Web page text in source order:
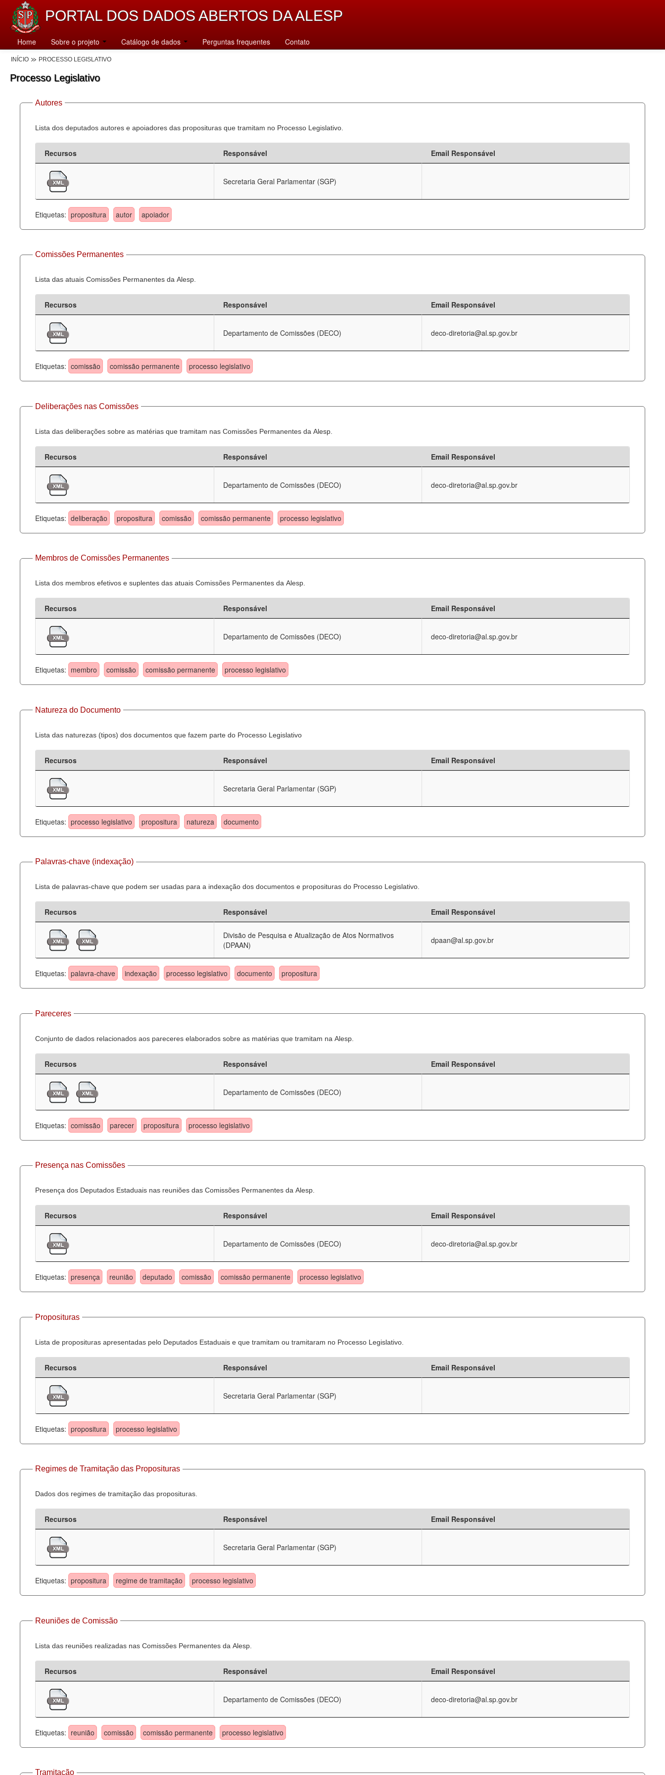
PORTAL DOS DADOS ABERTOS DA ALESP
Home Sobre o projeto Catálogo de dados Perguntas frequentes Contato
INÍCIO PROCESSO LEGISLATIVO
Processo Legislativo
Autores
Lista dos deputados autores e apoiadores das proposituras que tramitam no Processo Legislativo.
Recursos Responsável Email Responsável
Secretaria Geral Parlamentar (SGP)
Etiquetas: propositura autor apoiador
Comissões Permanentes
Lista das atuais Comissões Permanentes da Alesp.
Recursos Responsável Email Responsável
Departamento de Comissões (DECO) deco-diretoria@al.sp.gov.br
Etiquetas: comissão comissão permanente processo legislativo
Deliberações nas Comissões
Lista das deliberações sobre as matérias que tramitam nas Comissões Permanentes da Alesp.
Recursos Responsável Email Responsável
Departamento de Comissões (DECO) deco-diretoria@al.sp.gov.br
Etiquetas: deliberação propositura comissão comissão permanente processo legislativo
Membros de Comissões Permanentes
Lista dos membros efetivos e suplentes das atuais Comissões Permanentes da Alesp.
Recursos Responsável Email Responsável
Departamento de Comissões (DECO) deco-diretoria@al.sp.gov.br
Etiquetas: membro comissão comissão permanente processo legislativo
Natureza do Documento
Lista das naturezas (tipos) dos documentos que fazem parte do Processo Legislativo
Recursos Responsável Email Responsável
Secretaria Geral Parlamentar (SGP)
Etiquetas: processo legislativo propositura natureza documento
Palavras-chave (indexação)
Lista de palavras-chave que podem ser usadas para a indexação dos documentos e proposituras do Processo Legislativo.
Recursos Responsável Email Responsável
Divisão de Pesquisa e Atualização de Atos Normativos
(DPAAN)
dpaan@al.sp.gov.br
Etiquetas: palavra-chave indexação processo legislativo documento propositura
Pareceres
Conjunto de dados relacionados aos pareceres elaborados sobre as matérias que tramitam na Alesp.
Recursos Responsável Email Responsável
Departamento de Comissões (DECO)
Etiquetas: comissão parecer propositura processo legislativo
Presença nas Comissões
Presença dos Deputados Estaduais nas reuniões das Comissões Permanentes da Alesp.
Recursos Responsável Email Responsável
Departamento de Comissões (DECO) deco-diretoria@al.sp.gov.br
Etiquetas: presença reunião deputado comissão comissão permanente processo legislativo
Proposituras
Lista de proposituras apresentadas pelo Deputados Estaduais e que tramitam ou tramitaram no Processo Legislativo.
Recursos Responsável Email Responsável
Secretaria Geral Parlamentar (SGP)
Etiquetas: propositura processo legislativo
Regimes de Tramitação das Proposituras
Dados dos regimes de tramitação das proposituras.
Recursos Responsável Email Responsável
Secretaria Geral Parlamentar (SGP)
Etiquetas: propositura regime de tramitação processo legislativo
Reuniões de Comissão
Lista das reuniões realizadas nas Comissões Permanentes da Alesp.
Recursos Responsável Email Responsável
Departamento de Comissões (DECO) deco-diretoria@al.sp.gov.br
Etiquetas: reunião comissão comissão permanente processo legislativo
Tramitação